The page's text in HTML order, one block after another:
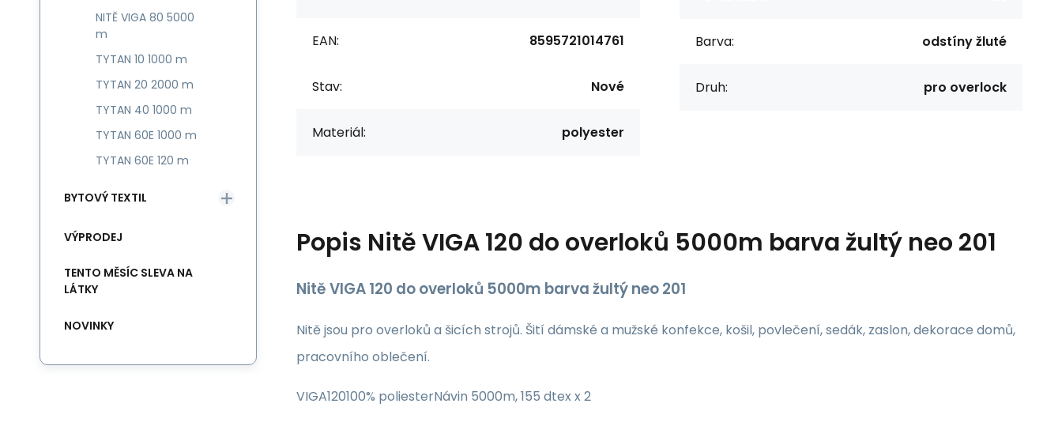
EAN: 8595721014761
Stav: Nové
Materiál: polyester
Barva: odstíny žluté
Druh: pro overlock
Popis Nitě VIGA 120 do overloků 5000m barva žultý neo 201
Nitě VIGA 120 do overloků 5000m barva žultý neo 201
Nitě jsou pro overloků a šicích strojů. Šití dámské a mužské konfekce, košil, povlečení, sedák, zaslon, dekorace domů,
pracovního oblečení.
VIGA120100% poliesterNávin 5000m, 155 dtex x 2
NITĚ VIGA 80 5000
m
TYTAN 10 1000 m
TYTAN 20 2000 m
TYTAN 40 1000 m
TYTAN 60E 1000 m
TYTAN 60E 120 m
BYTOVÝ TEXTIL
VÝPRODEJ
TENTO MĚSÍC SLEVA NA
LÁTKY
NOVINKY